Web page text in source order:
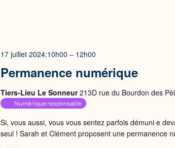
Permanence numérique
17 juillet 2024:10h00 – 12h00
Tiers-Lieu Le Sonneur213D rue du Bourdon des
Numérique responsable
Si, vous aussi, vous vous sentez parfois démuni·e
seul ! Sarah et Clément proposent une permanence